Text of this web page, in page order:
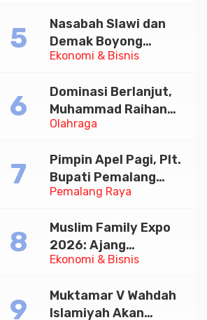
Memajukan Wisata
serta UMKM Lokal
Ekonomi & Bisnis
Nasabah Slawi dan
Demak Boyong
Toyota Innova Zenix
Tabungan Bima Bank
Jateng
Olahraga
Dominasi Berlanjut,
Muhammad Raihan
Fadila Sabet Emas
Taekwondo Indonesia
Open 2026
Pemalang Raya
Pimpin Apel Pagi, Plt.
Bupati Pemalang
Tekankan Disiplin dan
Pelayanan Publik
Ekonomi & Bisnis
Muslim Family Expo
2026: Ajang
Silaturahim dan
Halal di Jakarta
Muktamar V Wahdah
Islamiyah Akan